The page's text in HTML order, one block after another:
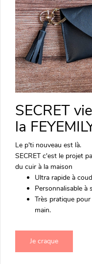
SECRET
la
Le p'ti nouveau est là.
SECRET c'est le projet
du cuir à la maison
Ultra rapide à
Personnalisable à
Très pratique
main.
Je craque